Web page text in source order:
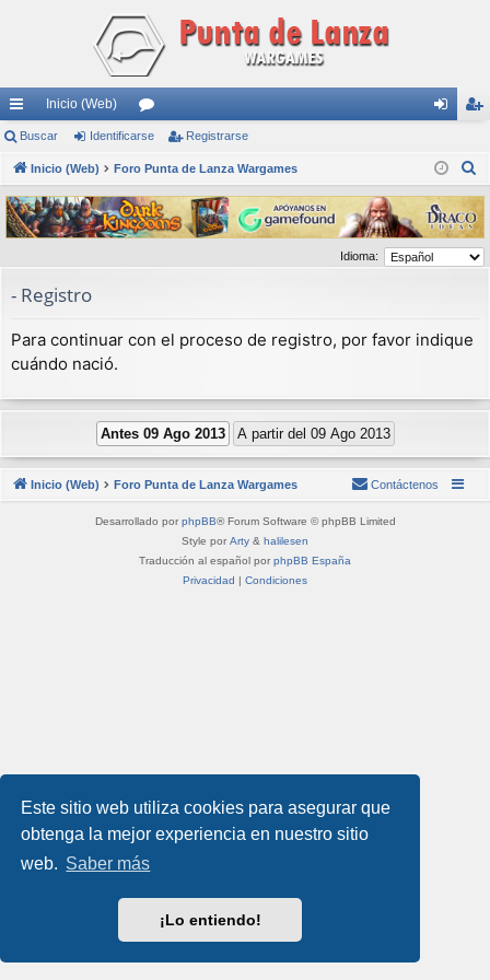
Este sitio web utiliza cookies para asegurar que
obtenga la mejor experiencia en nuestro sitio
web. Saber más
¡Lo entiendo!
nl
ac
es
rá
pi
do
s
Inicio (Web)
or
os nti
fic
ar
se
ist
ra
rs
e
Buscar Identificarse Registrarse
Inicio (Web) Foro Punta de Lanza Wargames
s
c
a
Idioma:
- Registro
Para continuar con el proceso de registro, por favor indique
cuándo nació.
Inicio (Web) Foro Punta de Lanza Wargames Contáctenos
Desarrollado por phpBB® Forum Software © phpBB Limited
Style por Arty & halilesen
Traducción al español por phpBB España
Privacidad | Condiciones